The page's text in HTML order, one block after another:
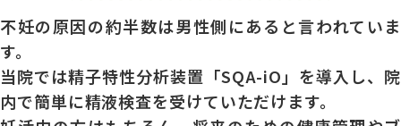
不妊の原因の約半数は男性側にあると言われていま
す。
当院では精子特性分析装置「SQA-iO」を導入し、 院
内で簡単に精液検査を受けていただけます。